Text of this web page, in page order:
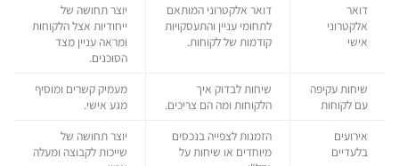
דואר
אלקטרוני
אישי
דואר אלקטרוני המותאם
לתחומי עניין והתעסקויות
קודמות של לקוחות.
יוצר תחושה של
ייחודיות אצל הלקוחות
ומראה עניין מצד
הסוכנים.
שיחות עקיפה
עם לקוחות
שיחות לבדוק איך
הלקוחות ומה הם צריכים.
מעמיק קשרים ומוסיף
מגע אישי.
אירועים
בלעדיים
הזמנות לצפייה בנכסים
מיוחדים או שיחות על
יוצר תחושה של
שייכות לקבוצה ומעלה